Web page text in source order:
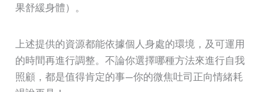
果舒緩身體）。
上述提供的資源都能依據個人身處的環境，及可運用
的時間再進行調整。不論你選擇哪種方法來進行自我
照顧，都是值得肯定的事—你的微焦吐司正向情緒耗